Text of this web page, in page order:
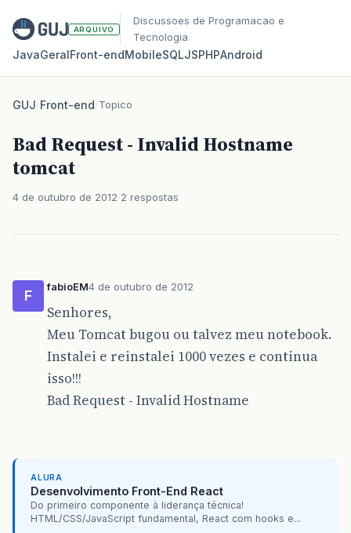
ARQUIVO
Discussoes de Programacao e
Tecnologia
JavaGeralFront‑endMobileSQLJSPHPAndroid
GUJ/Front-end/Topico
Bad Request - Invalid Hostname
tomcat
4 de outubro de 2012 2 respostas
F
fabioEM4 de outubro de 2012
Senhores,
Meu Tomcat bugou ou talvez meu notebook.
Instalei e reinstalei 1000 vezes e continua
isso!!!
Bad Request - Invalid Hostname
ALURA
Desenvolvimento Front-End React
Do primeiro componente à liderança técnica!
HTML/CSS/JavaScript fundamental, React com hooks e...